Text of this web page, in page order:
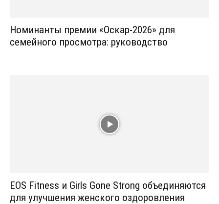
Номинанты премии «Оскар-2026» для
семейного просмотра: руководство
EOS Fitness и Girls Gone Strong объединяются
для улучшения женского оздоровления